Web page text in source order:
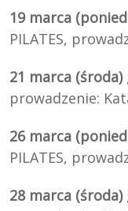
19 marca
PILATES,
21 marca (środa)
prowadzenie:
26 marca
PILATES,
28 marca (środa)